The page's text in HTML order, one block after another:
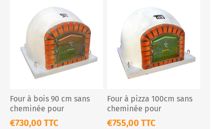
Four à bois 90 cm sans
cheminée pour
l'extérieur
€730,00 TTC
Four à pizza 100cm sans
cheminée pour
l'extérieur
€755,00 TTC